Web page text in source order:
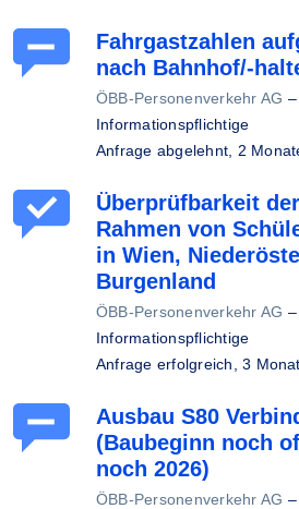
Fahrgastzahlen
nach Bahnhof/-
ÖBB-Personenverkehr AG
Informationspflichtige
Anfrage abgelehnt, 2
Überprüfbarkeit
Rahmen von
in Wien,
Burgenland
ÖBB-Personenverkehr AG
Informationspflichtige
Anfrage erfolgreich,3
Ausbau S80
(Baubeginn noch
noch 2026)
ÖBB-Personenverkehr AG